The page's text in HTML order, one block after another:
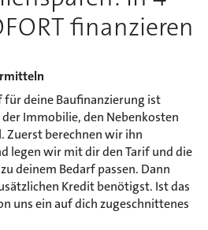
finanzieren
für deine Baufinanzierung ist
Immobilie, den Nebenkosten
Zuerst berechnen wir ihn
legen wir mit dir den Tarif und die
deinem Bedarf passen. Dann
Kredit benötigst. Ist das
uns ein auf dich zugeschnittenes